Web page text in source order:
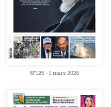
N°126 - 1 mars 2026